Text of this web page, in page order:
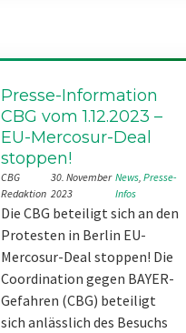
Presse-Information
CBG vom 1.12.2023 –
EU-Mercosur-Deal
stoppen!
CBG
Redaktion
30. November
2023
News, Presse-
Infos
Die CBG beteiligt sich an den
Protesten in Berlin EU-
Mercosur-Deal stoppen! Die
Coordination gegen BAYER-
Gefahren (CBG) beteiligt
sich anlässlich des Besuchs